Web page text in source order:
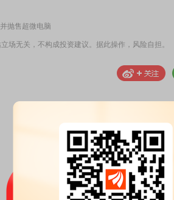
抛售超微电脑
场无关，不构成投资建议。据此操作，风险自担。